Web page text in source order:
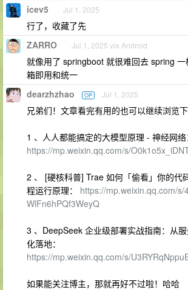
icev5 Jul 1, 2025
行了，收藏了先
ZARRO Jul 1, 2025 via Android
就像用了 springboot 就很难回去 spring
箱即用和统一
dearzhzhao OP Jul 1, 2025
兄弟们！文章看完有用的也可以继续浏览下
1 、人人都能搞定的大模型原理 - 神经网络
https://mp.weixin.qq.com/s/
2 、 [硬核科普] Trae 如何「偷看」你的代
程运行原理： https://mp.weixin.qq.com/s/
WlFn6hPQf3WeyQ
3 、DeepSeek 企业级部署实战指南：从
化落地：
https://mp.weixin.qq.com/s/
如果能关注博主，那就再好不过啦！哈哈